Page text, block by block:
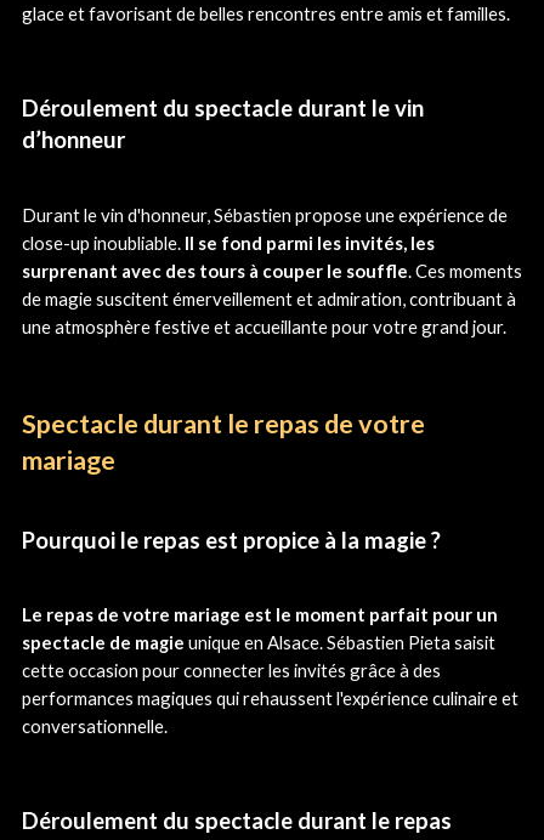
glace et favorisant de belles rencontres entre amis et familles.
Déroulement du spectacle durant le vin
d’honneur
Durant le vin d'honneur, Sébastien propose une expérience de
close-up inoubliable. Il se fond parmi les invités, les
surprenant avec des tours à couper le souffle. Ces moments
de magie suscitent émerveillement et admiration, contribuant à
une atmosphère festive et accueillante pour votre grand jour.
Spectacle durant le repas de votre
mariage
Pourquoi le repas est propice à la magie ?
Le repas de votre mariage est le moment parfait pour un
spectacle de magie unique en Alsace. Sébastien Pieta saisit
cette occasion pour connecter les invités grâce à des
performances magiques qui rehaussent l'expérience culinaire et
conversationnelle.
Déroulement du spectacle durant le repas